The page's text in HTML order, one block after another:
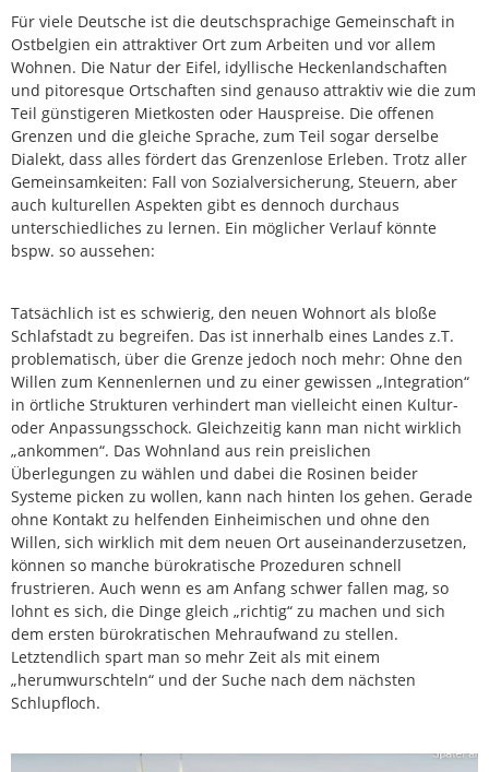
Für viele Deutsche ist die deutschsprachige Gemeinschaft in
Ostbelgien ein attraktiver Ort zum Arbeiten und vor allem
Wohnen. Die Natur der Eifel, idyllische Heckenlandschaften
und pitoresque Ortschaften sind genauso attraktiv wie die zum
Teil günstigeren Mietkosten oder Hauspreise. Die offenen
Grenzen und die gleiche Sprache, zum Teil sogar derselbe
Dialekt, dass alles fördert das Grenzenlose Erleben. Trotz aller
Gemeinsamkeiten: Fall von Sozialversicherung, Steuern, aber
auch kulturellen Aspekten gibt es dennoch durchaus
unterschiedliches zu lernen. Ein möglicher Verlauf könnte
bspw. so aussehen:
Tatsächlich ist es schwierig, den neuen Wohnort als bloße
Schlafstadt zu begreifen. Das ist innerhalb eines Landes z.T.
problematisch, über die Grenze jedoch noch mehr: Ohne den
Willen zum Kennenlernen und zu einer gewissen „Integration“
in örtliche Strukturen verhindert man vielleicht einen Kultur-
oder Anpassungsschock. Gleichzeitig kann man nicht wirklich
„ankommen“. Das Wohnland aus rein preislichen
Überlegungen zu wählen und dabei die Rosinen beider
Systeme picken zu wollen, kann nach hinten los gehen. Gerade
ohne Kontakt zu helfenden Einheimischen und ohne den
Willen, sich wirklich mit dem neuen Ort auseinanderzusetzen,
können so manche bürokratische Prozeduren schnell
frustrieren. Auch wenn es am Anfang schwer fallen mag, so
lohnt es sich, die Dinge gleich „richtig“ zu machen und sich
dem ersten bürokratischen Mehraufwand zu stellen.
Letztendlich spart man so mehr Zeit als mit einem
„herumwurschteln“ und der Suche nach dem nächsten
Schlupfloch.